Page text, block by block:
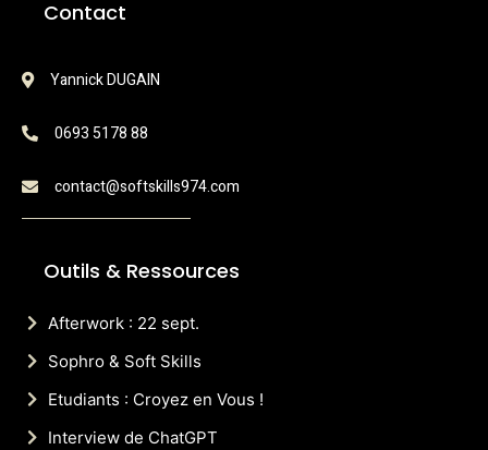
Contact
Yannick DUGAIN
0693 5178 88
contact@softskills974.com
Outils & Ressources
Afterwork : 22 sept.
Sophro & Soft Skills
Etudiants : Croyez en Vous !
Interview de ChatGPT